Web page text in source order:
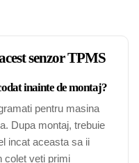
senzor TPMS
inainte de montaj?
pentru masina
Dupa montaj, trebuie
incat aceasta sa ii
colet veti primi